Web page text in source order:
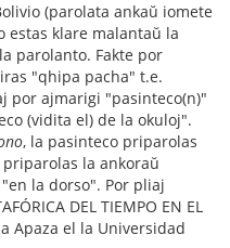
(parolata ankaŭ iomete
estas klare malantaŭ la
parolanto. Fakte por
"qhipa pacha" t.e.
por ajmarigi "pasinteco(n)"
(vidita el) de la okuloj".
, la pasinteco priparolas
la ankoraŭ
la dorso". Por pliaj
DEL TIEMPO EN EL
Apaza el la Universidad